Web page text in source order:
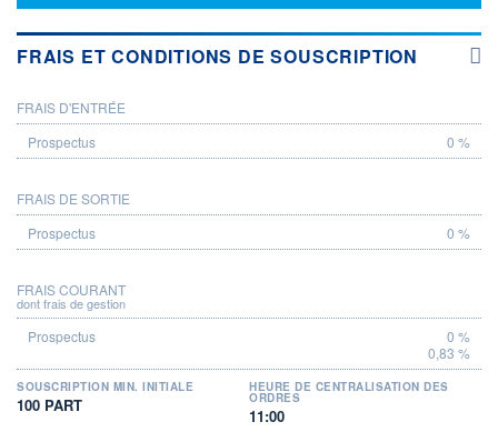
FRAIS ET CONDITIONS DE SOUSCRIPTION
PROSPECTUS
FRAIS D'ENTRÉE
0 %
FRAIS DE SORTIE
0 %
FRAIS COURANT
dont frais de gestion
0 %
0,83 %
SOUSCRIPTION MIN. INITIALE
100 PART
HEURE DE CENTRALISATION DES
ORDRES
11:00